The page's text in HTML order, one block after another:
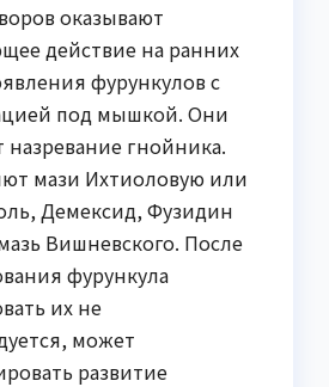
оказывают
действие на ранних
фурункулов с
под мышкой. Они
назревание гнойника.
мази Ихтиоловую или
Демексид, Фузидин
Вишневского. После
фурункула
их не
может
развитие